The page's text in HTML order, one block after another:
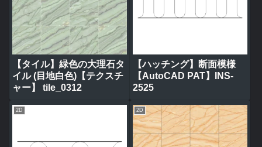
【タイル】緑色の大理石タ
イル (目地白色)【テクスチ
ャー】 tile_0312
【ハッチング】断面模様
【AutoCAD PAT】INS-
2525
2D 2D